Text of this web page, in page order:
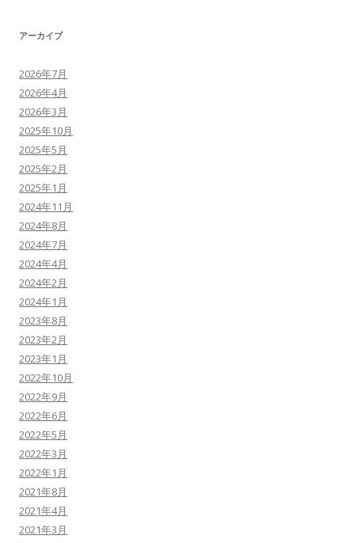
アーカイブ
2026年7月
2026年4月
2026年3月
2025年10月
2025年5月
2025年2月
2025年1月
2024年11月
2024年8月
2024年7月
2024年4月
2024年2月
2024年1月
2023年8月
2023年2月
2023年1月
2022年10月
2022年9月
2022年6月
2022年5月
2022年3月
2022年1月
2021年8月
2021年4月
2021年3月